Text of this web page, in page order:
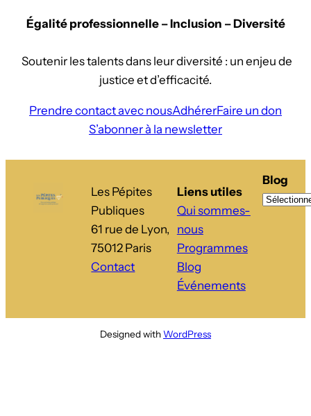
Égalité professionnelle – Inclusion – Diversité
Soutenir les talents dans leur diversité : un enjeu de
justice et d’efficacité.
Prendre contact avec nousAdhérerFaire un don
S’abonner à la newsletter
Les Pépites
Publiques
61 rue de Lyon,
75012 Paris
Contact
Liens utiles
Qui sommes-
nous
Programmes
Blog
Événements
Blog
Designed withWordPress